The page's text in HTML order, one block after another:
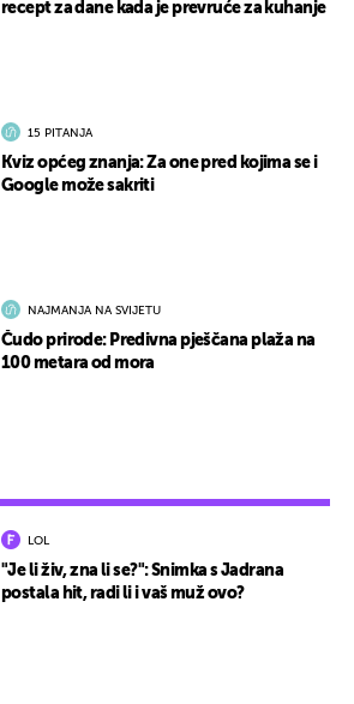
LOL
"Je li živ, zna li se?": Snimka s Jadrana
postala hit, radi li i vaš muž ovo?
recept za dane kada je prevruće za kuhanje
15 PITANJA
Kviz općeg znanja: Za one pred kojima se i
Google može sakriti
NAJMANJA NA SVIJETU
Čudo prirode: Predivna pješčana plaža na
100 metara od mora